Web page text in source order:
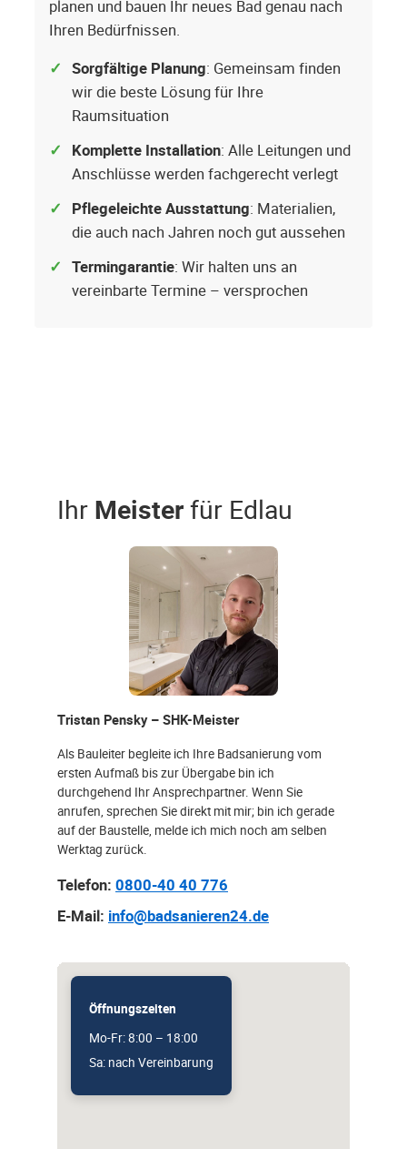
planen und bauen Ihr neues Bad genau nach
Ihren Bedürfnissen.
Sorgfältige Planung: Gemeinsam finden
wir die beste Lösung für Ihre
Raumsituation
Komplette Installation: Alle Leitungen und
Anschlüsse werden fachgerecht verlegt
Pflegeleichte Ausstattung: Materialien,
die auch nach Jahren noch gut aussehen
Termingarantie: Wir halten uns an
vereinbarte Termine – versprochen
Ihr Meisterfür Edlau
Tristan Pensky – SHK-Meister
Als Bauleiter begleite ich Ihre Badsanierung vom
ersten Aufmaß bis zur Übergabe bin ich
durchgehend Ihr Ansprechpartner. Wenn Sie
anrufen, sprechen Sie direkt mit mir; bin ich gerade
auf der Baustelle, melde ich mich noch am selben
Werktag zurück.
Telefon: 0800-40 40 776
E-Mail: info@badsanieren24.de
Öffnungszeiten
Mo-Fr: 8:00 – 18:00
Sa: nach Vereinbarung